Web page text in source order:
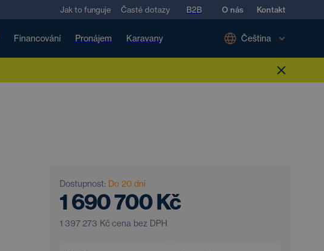
Jak to funguje Časté dotazy B2B O nás Kontakt
Financování Pronájem Karavany Čeština
Dostupnost: Do 20 dní
1 690 700 Kč
1 397 273 Kč cena bez DPH